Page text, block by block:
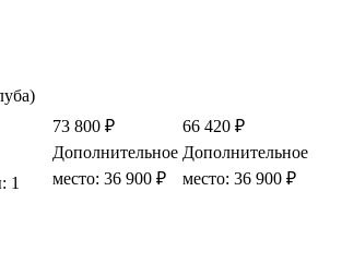
1
73 800 ₽
Дополнительное
место: 36 900 ₽
66 420 ₽
Дополнительное
место: 36 900 ₽